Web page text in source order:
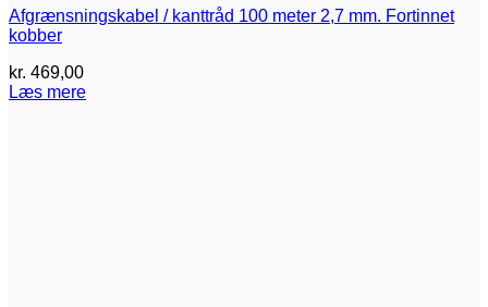
Afgrænsningskabel / kanttråd 100 meter 2,7 mm. Fortinnet
kobber
kr. 469,00
Læs mere